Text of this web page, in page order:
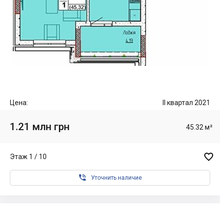
Цена: II квартал 2021
1.21 млн грн 45.32 м²
Этаж 1 / 10 
 Уточнить наличие